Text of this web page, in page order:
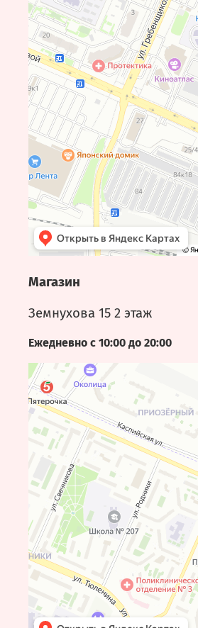
Магазин
Земнухова 15 2 этаж
Ежедневно с 10:00 до 20:00